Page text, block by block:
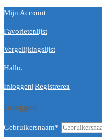
Mijn Account
Favorietenlijst
Vergelijkingslijst
Hallo.
Inloggen| Registreren
Inloggen
Gebruikersnaam*